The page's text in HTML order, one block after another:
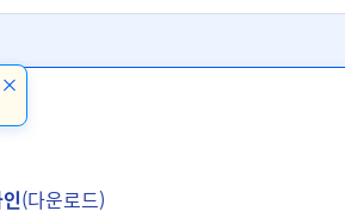
(다운로드)